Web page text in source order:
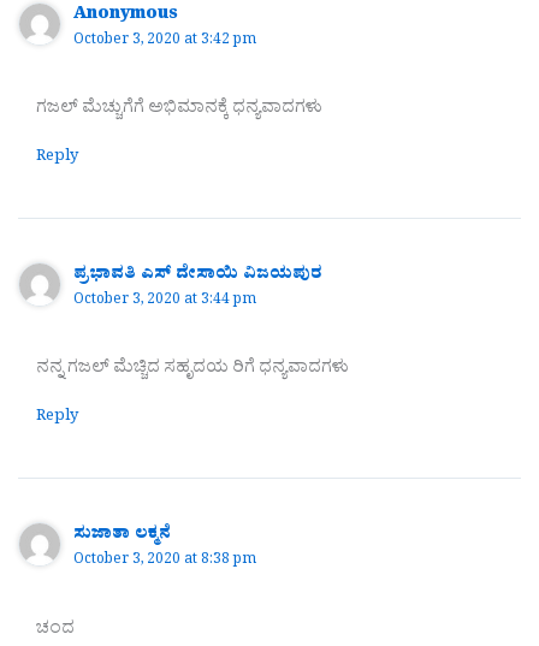
Anonymous
October 3, 2020 at 3:42 pm
ಗಜಲ್ ಮೆಚ್ಚುಗೆಗೆ ಅಭಿಮಾನಕ್ಕೆ ಧನ್ಯವಾದಗಳು
Reply
ಪ್ರಭಾವತಿ ಎಸ್ ದೇಸಾಯಿ ವಿಜಯಪುರ
October 3, 2020 at 3:44 pm
ನನ್ನ ಗಜಲ್ ಮೆಚ್ಚಿದ ಸಹೃದಯ ರಿಗೆ ಧನ್ಯವಾದಗಳು
Reply
ಸುಜಾತಾ ಲಕ್ಮನೆ
October 3, 2020 at 8:38 pm
ಚಂದ